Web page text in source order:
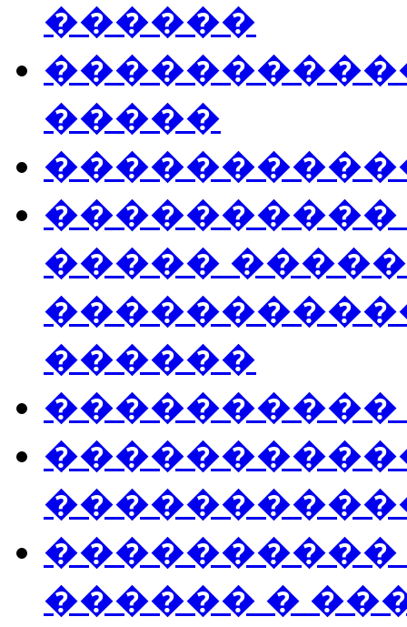
������
�����
����������
�����
������
������ �